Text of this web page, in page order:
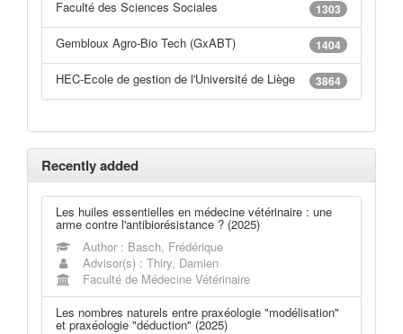
Faculté des Sciences Sociales 1303
Gembloux Agro-Bio Tech (GxABT) 1404
HEC-Ecole de gestion de l'Université de Liège 3864
Recently added
Les huiles essentielles en médecine vétérinaire : une
arme contre l'antibiorésistance ? (2025)
Author : Basch, Frédérique
Advisor(s) : Thiry, Damien
Faculté de Médecine Vétérinaire
Les nombres naturels entre praxéologie "modélisation"
et praxéologie "déduction" (2025)